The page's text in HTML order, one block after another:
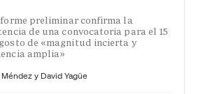
preliminar confirma la
de una convocatoria para el 15
de «magnitud incierta y
amplia»
Méndez y David Yagüe